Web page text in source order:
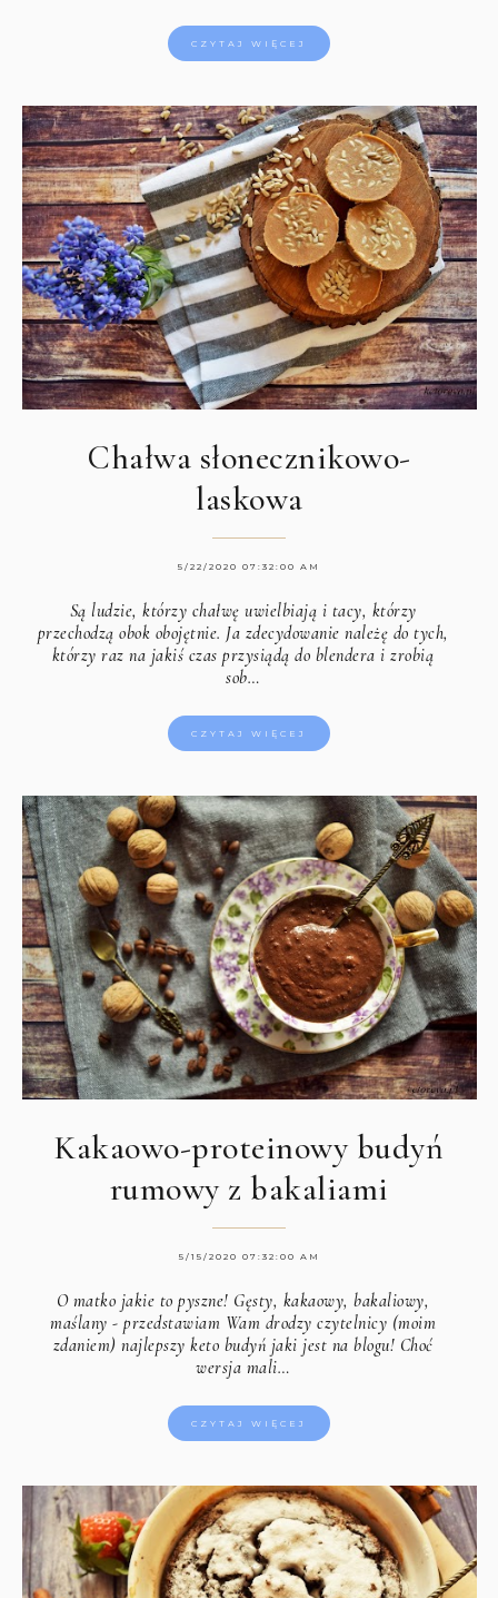
CZYTAJ WIĘCEJ
Chałwa słonecznikowo-
laskowa
5/22/2020 07:32:00 AM
Są ludzie, którzy chałwę uwielbiają i tacy, którzy
przechodzą obok obojętnie. Ja zdecydowanie należę do tych,
którzy raz na jakiś czas przysiądą do blendera i zrobią
sob…
CZYTAJ WIĘCEJ
Kakaowo-proteinowy budyń
rumowy z bakaliami
5/15/2020 07:32:00 AM
O matko jakie to pyszne! Gęsty, kakaowy, bakaliowy,
maślany - przedstawiam Wam drodzy czytelnicy (moim
zdaniem) najlepszy keto budyń jaki jest na blogu! Choć
wersja mali…
CZYTAJ WIĘCEJ